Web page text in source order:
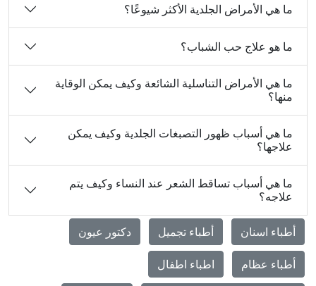
ما هي الأمراض الجلدية الأكثر شيوعًا؟
ما هو علاج حب الشباب؟
ما هي الأمراض التناسلية الشائعة وكيف يمكن الوقاية
منها؟
ما هي أسباب ظهور التصبغات الجلدية وكيف يمكن
علاجها؟
ما هي أسباب تساقط الشعر عند النساء وكيف يتم
علاجه؟
أطباء اسنان أطباء تجميل دكتور عيون
أطباء عظام اطباء اطفال